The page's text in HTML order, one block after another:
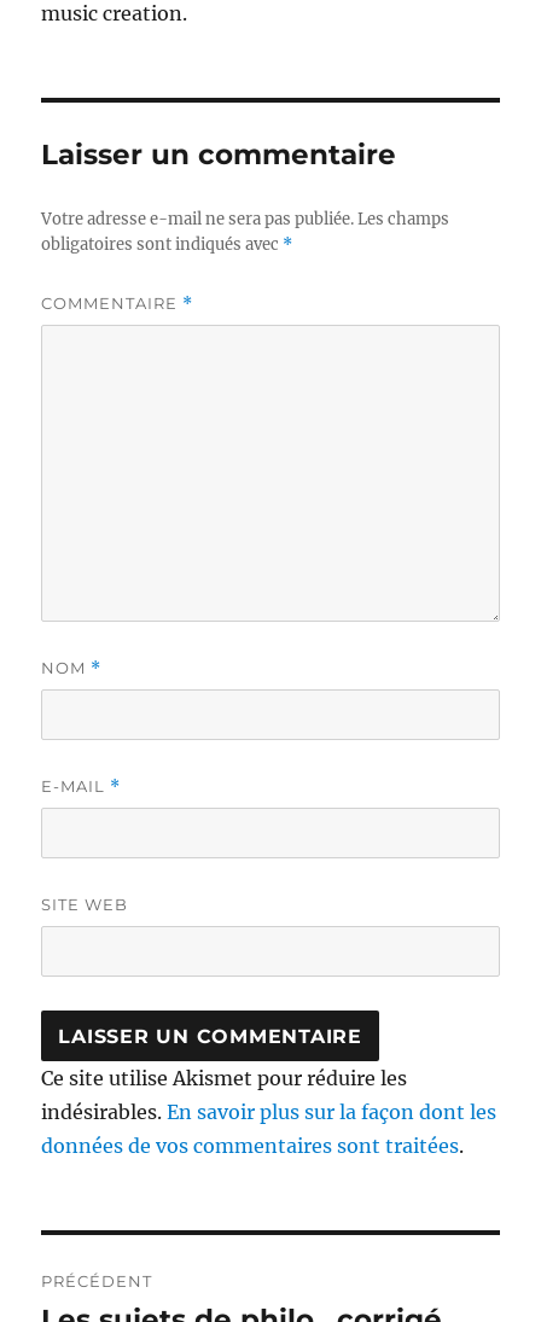
music creation.
Laisser un commentaire
Votre adresse e-mail ne sera pas publiée. Les champs
obligatoires sont indiqués avec *
COMMENTAIRE *
NOM *
E-MAIL *
SITE WEB
Ce site utilise Akismet pour réduire les
indésirables.En savoir plus sur la façon dont les
données de vos commentaires sont traitées.
de
PRÉCÉDENT